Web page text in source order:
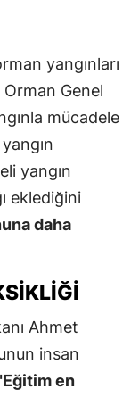
yangınları
Genel
mücadele
yangın
eklediğini
daha
Ahmet
insan
en